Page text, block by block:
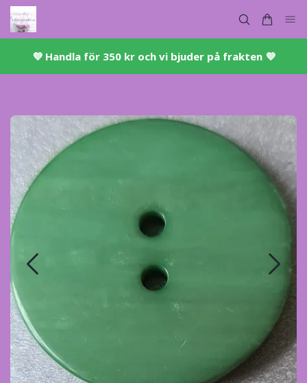
💜 ​Handla för 350 kr och vi bjuder på frakten 💜​